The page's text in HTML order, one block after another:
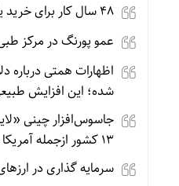
۴۸ سال کار برای خرید یک تویوتا کمری
عمو پورنگ در مرکز
شده؛ این افزایش
جاسوس‌افزار چینی
۱۳ کشور ازجمله آمریکا هدف گرفت
سرمایه گذاری در